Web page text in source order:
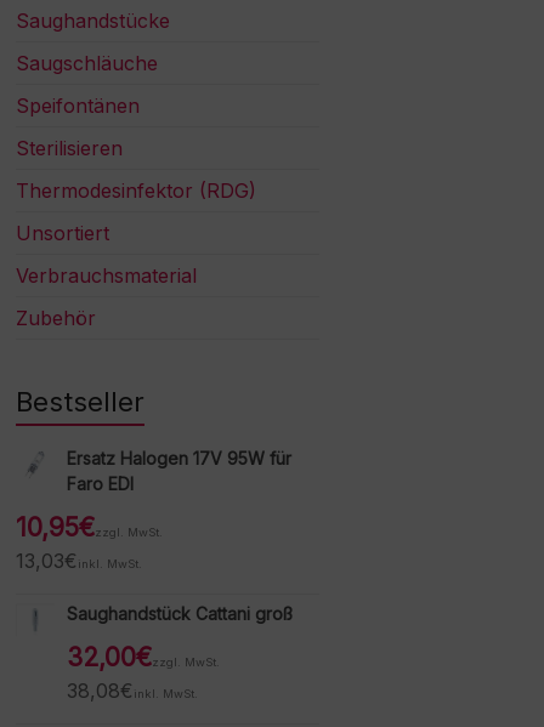
Saughandstücke
Saugschläuche
Speifontänen
Sterilisieren
Thermodesinfektor (RDG)
Unsortiert
Verbrauchsmaterial
Zubehör
Bestseller
Ersatz Halogen 17V 95W für
Faro EDI
10,95€zzgl. MwSt.
13,03€ inkl. MwSt.
Saughandstück Cattani groß
32,00€zzgl. MwSt.
38,08€ inkl. MwSt.